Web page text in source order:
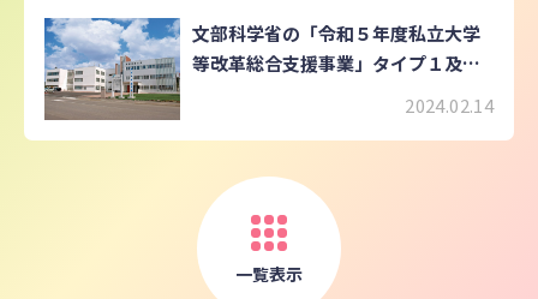
文部科学省の「令和５年度私立大学
等改革総合支援事業」タイプ１及び
2024.02.14
一覧表示